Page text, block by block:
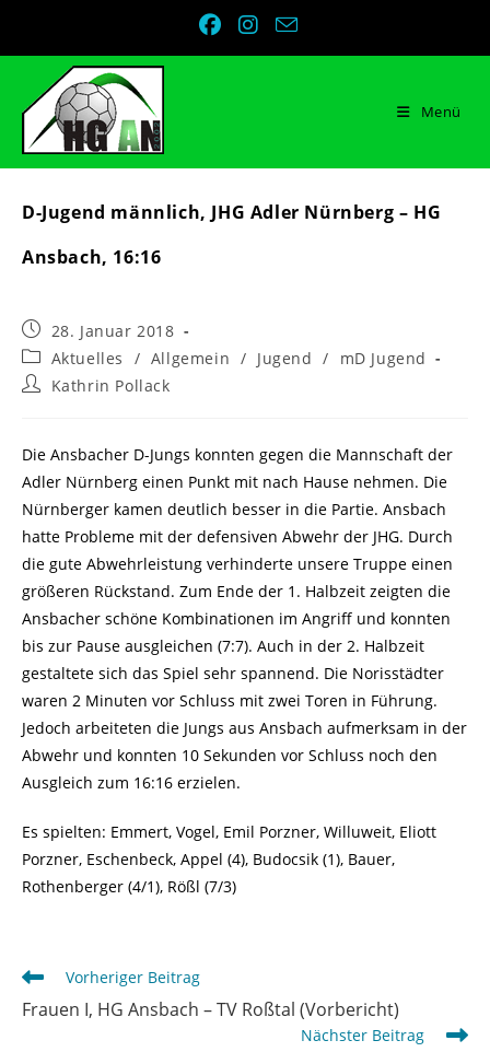
Menü
D-Jugend männlich, JHG Adler Nürnberg – HG
Ansbach, 16:16
Beitrag
veröffentlicht:
28. Januar 2018
Beitrags-
Kategorie:
Aktuelles / Allgemein / Jugend /
mD Jugend
Beitrags-
Kathrin Pollack
Die Ansbacher D-Jungs konnten gegen die Mannschaft der
Adler Nürnberg einen Punkt mit nach Hause nehmen. Die
Nürnberger kamen deutlich besser in die Partie. Ansbach
hatte Probleme mit der defensiven Abwehr der JHG. Durch
die gute Abwehrleistung verhinderte unsere Truppe einen
größeren Rückstand. Zum Ende der 1. Halbzeit zeigten die
Ansbacher schöne Kombinationen im Angriff und konnten
bis zur Pause ausgleichen (7:7). Auch in der 2. Halbzeit
gestaltete sich das Spiel sehr spannend. Die Norisstädter
waren 2 Minuten vor Schluss mit zwei Toren in Führung.
Jedoch arbeiteten die Jungs aus Ansbach aufmerksam in der
Abwehr und konnten 10 Sekunden vor Schluss noch den
Ausgleich zum 16:16 erzielen.
Es spielten: Emmert, Vogel, Emil Porzner, Willuweit, Eliott
Porzner, Eschenbeck, Appel (4), Budocsik (1), Bauer,
Rothenberger (4/1), Rößl (7/3)
Weitere
Artikel
ansehen
Vorheriger Beitrag
Frauen I, HG Ansbach – TV Roßtal (Vorbericht)
Nächster Beitrag